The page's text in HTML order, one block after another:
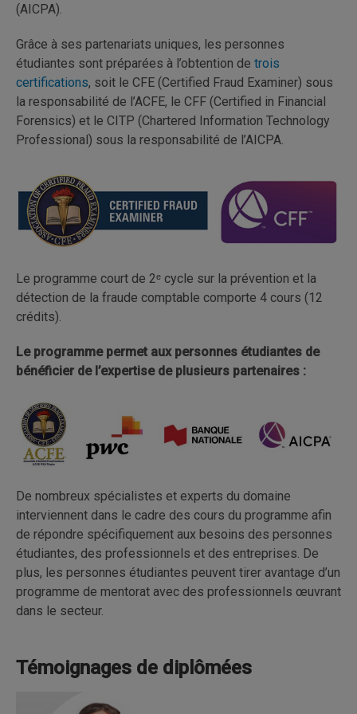
(AICPA).
Grâce à ses partenariats uniques, les personnes
étudiantes sont préparées à l’obtention de trois
certifications, soit le CFE (Certified Fraud Examiner) sous
la responsabilité de l’ACFE, le CFF (Certified in Financial
Forensics) et le CITP (Chartered Information Technology
Professional) sous la responsabilité de l’AICPA.
Le programme court de 2ᵉ cycle sur la prévention et la
détection de la fraude comptable comporte 4 cours (12
crédits).
Le programme permet aux personnes étudiantes de
bénéficier de l’expertise de plusieurs partenaires :
De nombreux spécialistes et experts du domaine
interviennent dans le cadre des cours du programme afin
de répondre spécifiquement aux besoins des personnes
étudiantes, des professionnels et des entreprises. De
plus, les personnes étudiantes peuvent tirer avantage d’un
programme de mentorat avec des professionnels œuvrant
dans le secteur.
Témoignages de diplômées